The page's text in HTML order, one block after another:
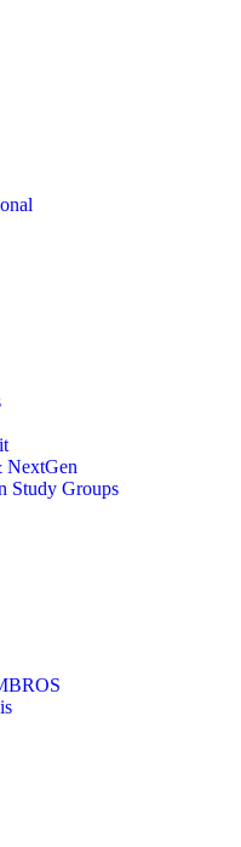
NextGen
Study Groups